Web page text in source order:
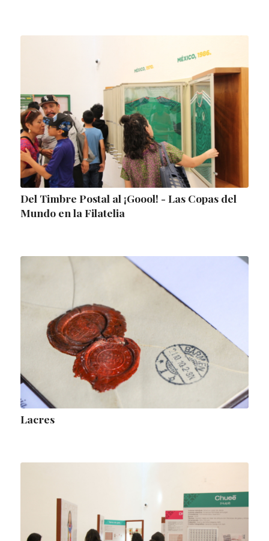
Del Timbre Postal al ¡Goool! - Las Copas del
Mundo en la Filatelia
Lacres